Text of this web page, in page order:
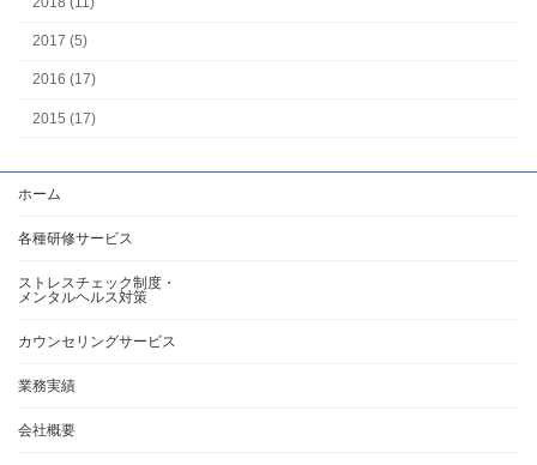
2017 (5)
2016 (17)
2015 (17)
ホーム
各種研修サービス
ストレスチェック制度・
メンタルヘルス対策
カウンセリングサービス
業務実績
会社概要